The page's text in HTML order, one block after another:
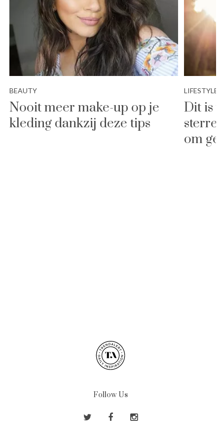
BEAUTY
Nooit meer make-up op je
kleding dankzij deze tips
LIFESTYLE
Dit is
om
Follow Us